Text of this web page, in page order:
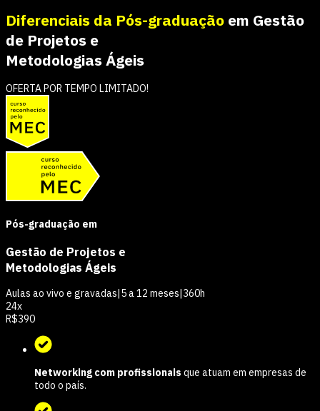
Diferenciais da Pós-graduação em Gestão
de Projetos e
Metodologias Ágeis
OFERTA POR TEMPO LIMITADO!
Pós-graduação em
Gestão de Projetos e
Metodologias Ágeis
Aulas ao vivo e gravadas|5 a 12 meses|360h
24x
R$390
Networking com profissionais que atuam em empresas de
todo o país.